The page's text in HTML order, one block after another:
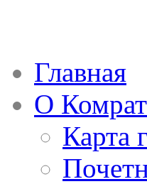
Главная
О
Карта